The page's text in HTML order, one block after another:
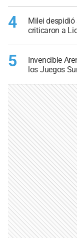
4
Milei
criticaron a
5
Invencible
los Juegos